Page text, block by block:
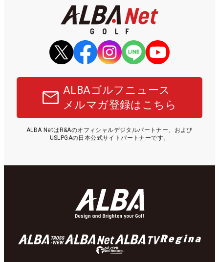
ALBAゴルフニュース
メルマガ登録はこちら
ALBA NetはR&Aのオフィシャルデジタルパートナー、および
USLPGAの日本公式サイトパートナーです。